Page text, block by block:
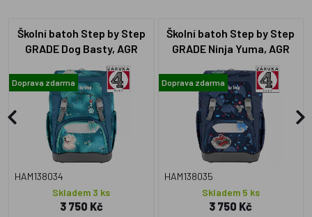
Školní batoh Step by Step
GRADE Dog Basty, AGR
Doprava zdarma
HAM138034
Skladem 3 ks
3 750 Kč
Školní batoh Step by Step
GRADE Ninja Yuma, AGR
Doprava zdarma
HAM138035
Skladem 5 ks
3 750 Kč